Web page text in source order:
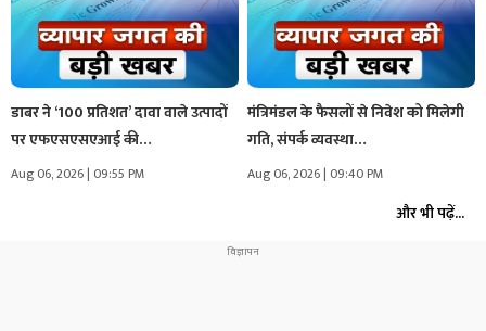
डाबर ने ‘100 प्रतिशत’ दावा वाले उत्पादों
पर एफएसएसएआई की…
Aug 06, 2026 | 09:55 PM
मंत्रिमंडल के फैसलों से निवेश को मिलेगी
गति, संपर्क व्यवस्था…
Aug 06, 2026 | 09:40 PM
और भी पढ़ें...